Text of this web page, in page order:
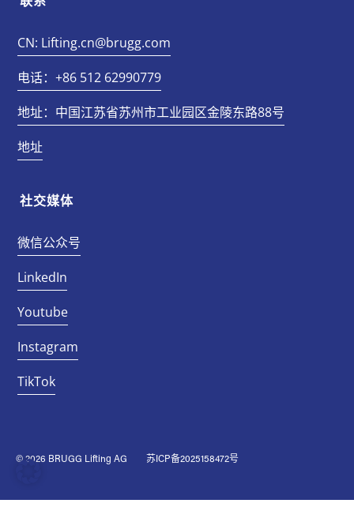
CN: Lifting.cn@brugg.com
电话：+86 512 62990779
地址：中国江苏省苏州市工业园区金陵东路88号
地址
社交媒体
微信公众号
LinkedIn
Youtube
Instagram
TikTok
© 2026 BRUGG Lifting AG 苏ICP备2025158472号